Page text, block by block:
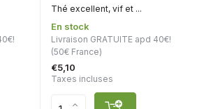
Thé excellent, vif et ...
En stock
Livraison GRATUITE apd 40€!
(50€ France)
€5,10
Taxes incluses